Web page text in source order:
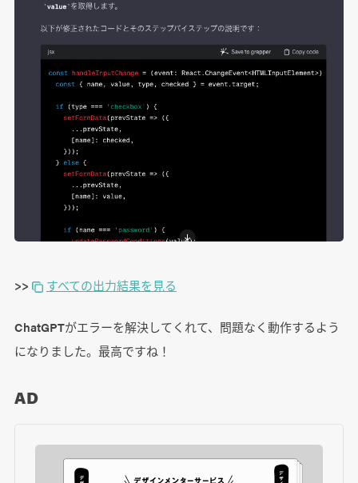
>> すべての出力結果を見る
ChatGPTがエラーを解決してくれて、問題なく動作するよう
になりました。最高ですね！
AD